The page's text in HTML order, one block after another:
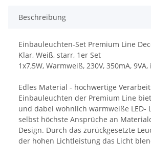
Beschreibung
Einbauleuchten-Set Premium Line
Klar, Weiß, starr, 1er Set
1x7,5W, Warmweiß, 230V, 350mA,
Edles Material - hochwertige
Einbauleuchten der Premium Line
und dabei wohnlich warmweiße LED-
selbst höchste Ansprüche an
Design. Durch das zurückgesetzte
der hohen Lichtleistung das Licht